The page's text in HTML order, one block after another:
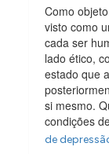
Como
visto como
cada ser
lado ético,
estado que
si mesmo.
condições
de